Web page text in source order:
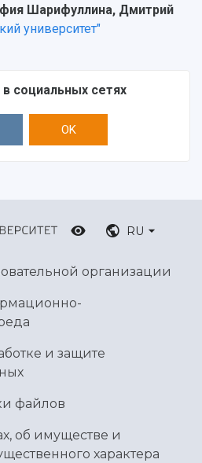
Шарифуллина, Дмитрий
университет"
социальных сетях
OK
RU
организации
и защите
файлов
об имуществе и
характера